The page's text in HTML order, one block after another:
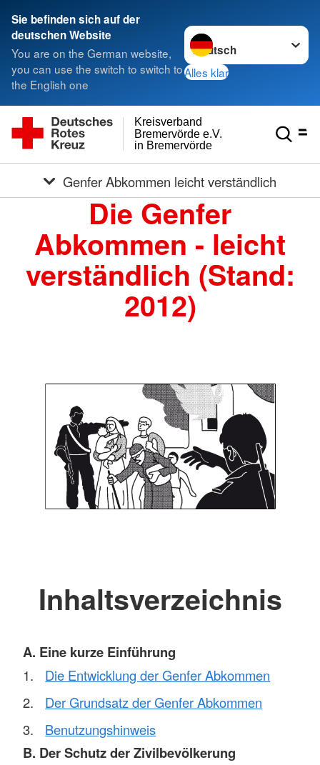
Sie befinden sich auf der
deutschen Website
You are on the German website,
you can use the switch to switch to
the English one
Sprache wechseln zu
Alles klar
in Bremervörde
Bremervörde e.V.
Kreisverband
Genfer Abkommen leicht verständlich
Die Genfer
Abkommen - leicht
verständlich (Stand:
2012)
Inhaltsverzeichnis
A. Eine kurze Einführung
Die Entwicklung der Genfer Abkommen
Der Grundsatz der Genfer Abkommen
Benutzungshinweis
B. Der Schutz der Zivilbevölkerung